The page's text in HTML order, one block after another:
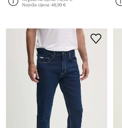
Najniža cijena:48,99 €